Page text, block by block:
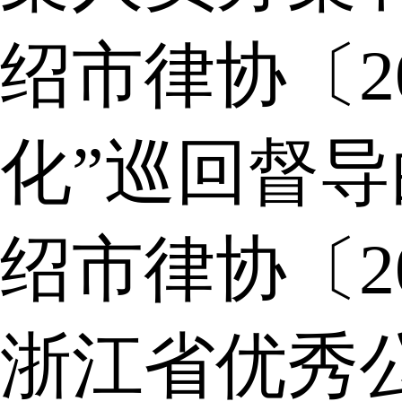
绍市律协〔
化”巡回督
绍市律协〔
浙江省优秀